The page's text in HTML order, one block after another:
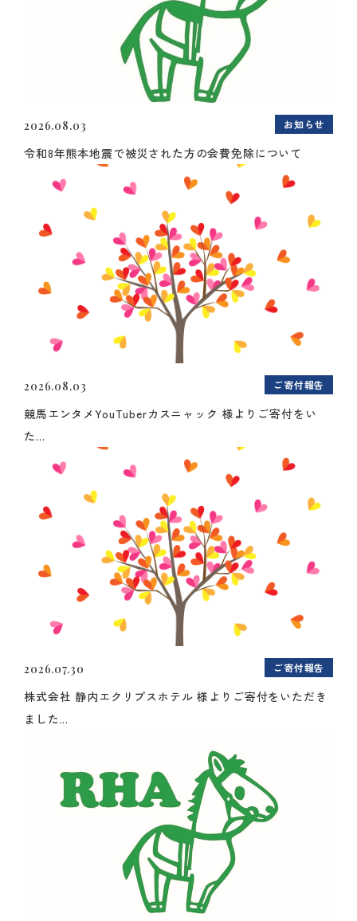
2026.08.03 お知らせ
令和8年熊本地震で被災された方の会費免除について
2026.08.03 ご寄付報告
競馬エンタメYouTuberカスニャック 様よりご寄付をい
た...
2026.07.30 ご寄付報告
株式会社 静内エクリプスホテル 様よりご寄付をいただき
ました...